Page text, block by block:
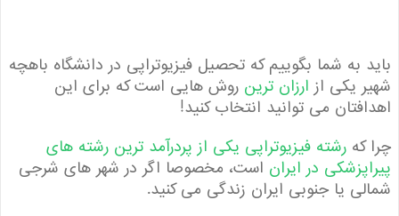
به شما بگوییم که تحصیل فیزیوتراپی در دانشگاه باهچه
یکی ازارزان ترین روش هایی است که برای این
می توانید انتخاب کنید!
کهرشته فیزیوتراپی یکی از پردرآمد ترین رشته های
در ایران است، مخصوصا اگر در شهر های شرجی
یا جنوبی ایران زندگی می کنید.